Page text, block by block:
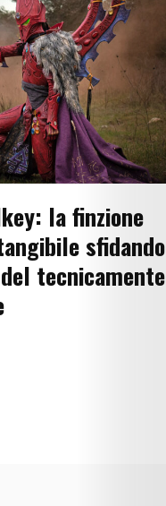
la finzione
sfidando
tecnicamente